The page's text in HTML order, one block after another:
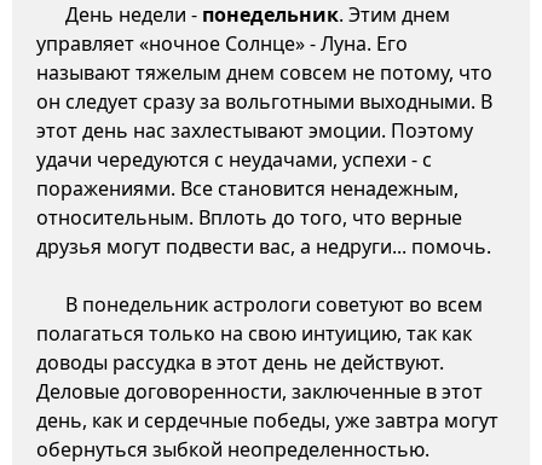
День недели - понедельник. Этим днем
управляет «ночное Солнце» - Луна. Его
называют тяжелым днем совсем не потому, что
он следует сразу за вольготными выходными. В
этот день нас захлестывают эмоции. Поэтому
удачи чередуются с неудачами, успехи - с
поражениями. Все становится ненадежным,
относительным. Вплоть до того, что верные
друзья могут подвести вас, а недруги... помочь.
В понедельник астрологи советуют во всем
полагаться только на свою интуицию, так как
доводы рассудка в этот день не действуют.
Деловые договоренности, заключенные в этот
день, как и сердечные победы, уже завтра могут
обернуться зыбкой неопределенностью.